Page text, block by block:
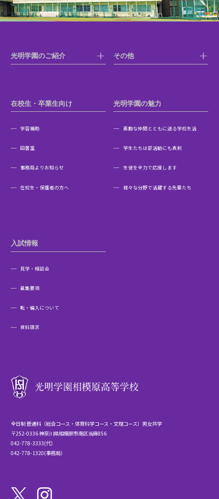
光明学園のご紹介 その他
在校生・卒業生向け
学習補助
図書室
事務局よりお知らせ
在校生・保護者の方へ
光明学園の魅力
素敵な仲間とともに送る学校生活
学生たちは部活動にも真剣
生徒を全力で応援します
様々な分野で活躍する先輩たち
入試情報
見学・相談会
募集要項
転・編入について
資料請求
全日制 普通科（総合コース・体育科学コース・文理コース）男女共学
〒252-0336 神奈川県相模原市南区当麻856
042-778-3333(代）
042-778-1320(事務局）